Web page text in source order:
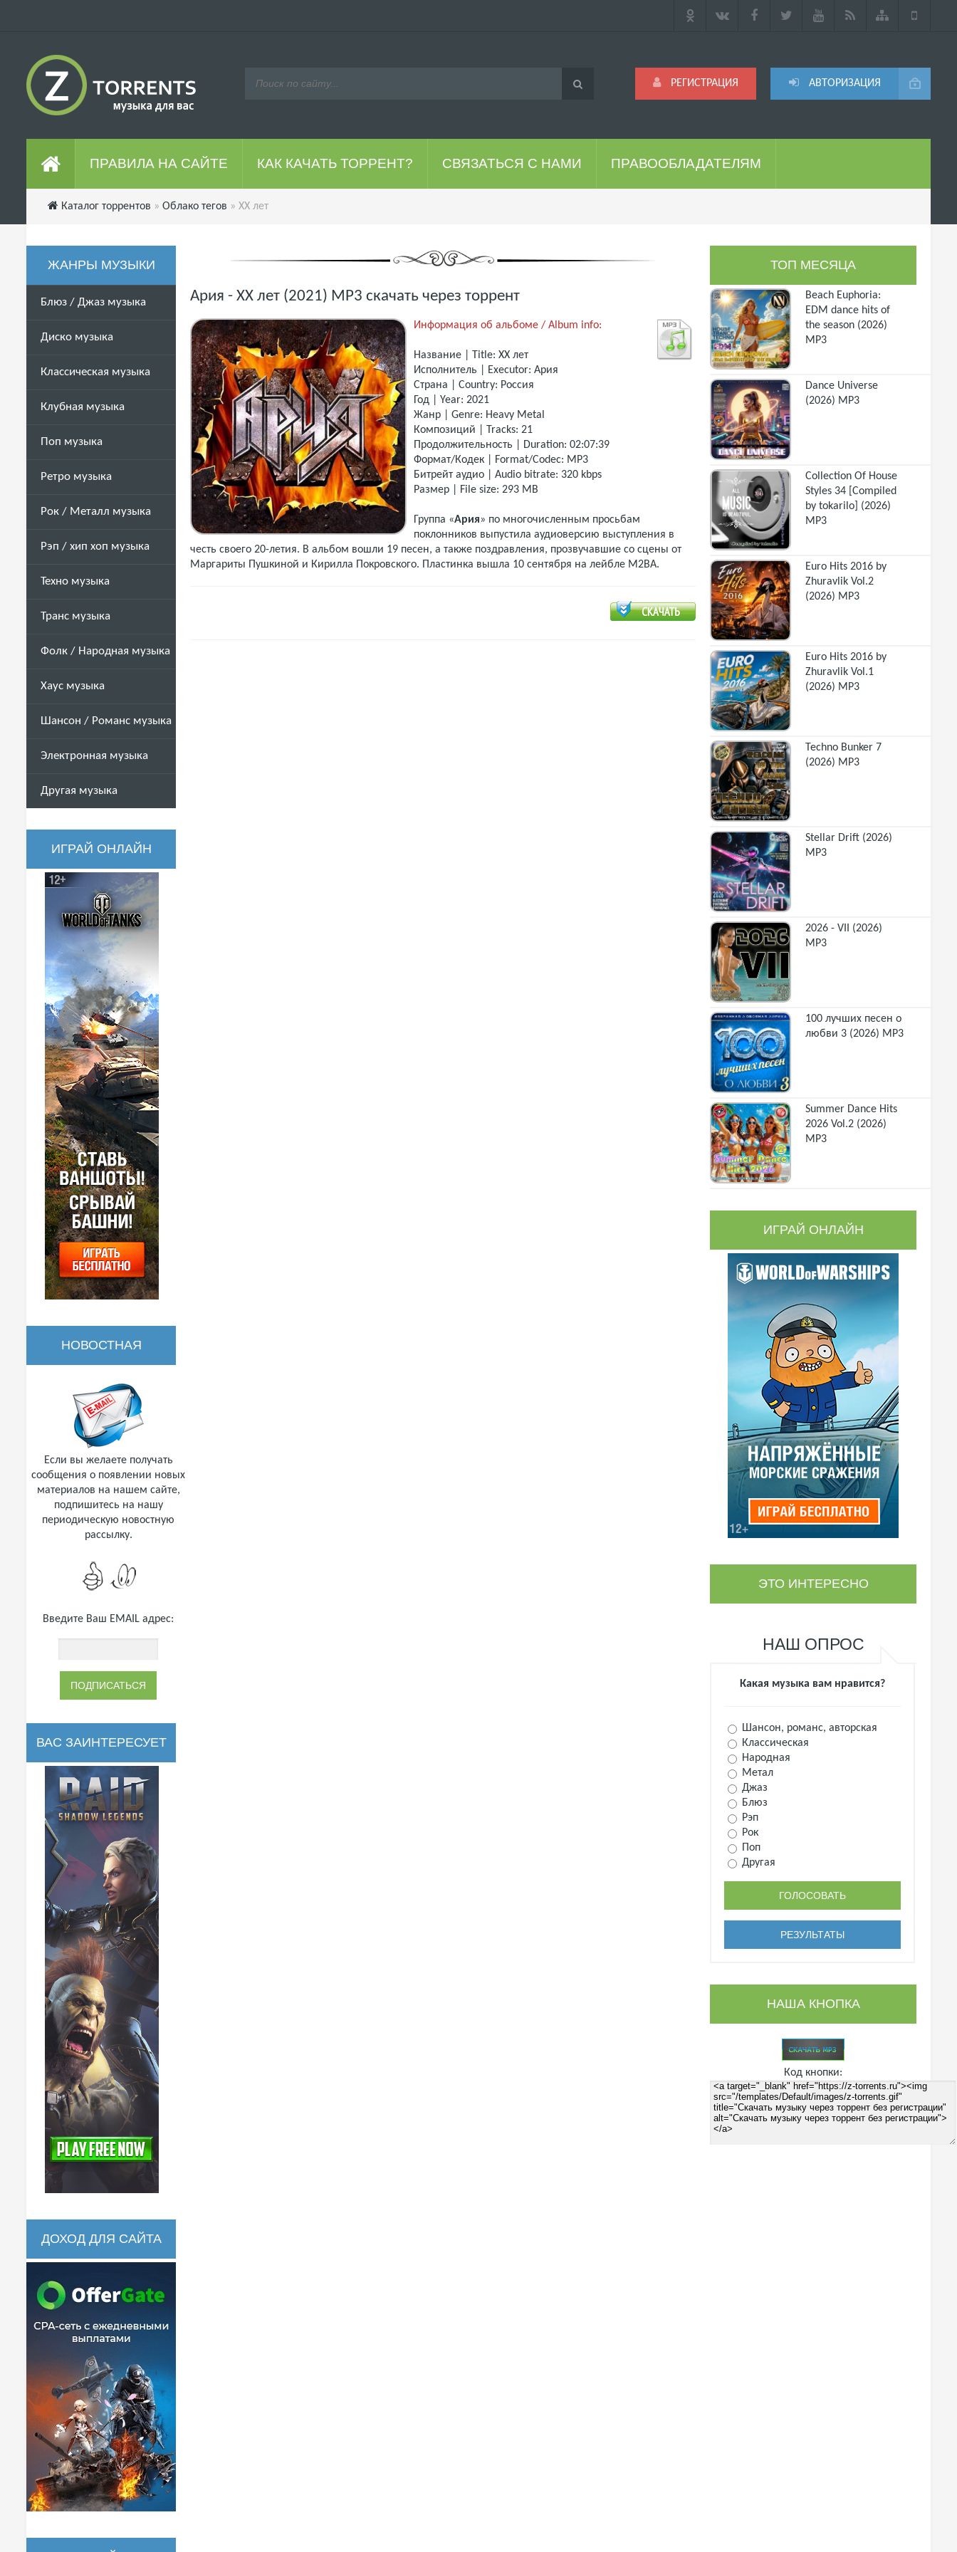
АВТОРИЗАЦИЯ
РЕГИСТРАЦИЯ
ПРАВИЛА НА САЙТЕ КАК КАЧАТЬ ТОРРЕНТ? СВЯЗАТЬСЯ С НАМИ ПРАВООБЛАДАТЕЛЯМ
Каталог торрентов » Облако тегов » XX лет
ЖАНРЫ МУЗЫКИ
Блюз / Джаз музыка
Диско музыка
Классическая музыка
Клубная музыка
Поп музыка
Ретро музыка
Рок / Металл музыка
Рэп / хип хоп музыка
Техно музыка
Транс музыка
Фолк / Народная музыка
Хаус музыка
Шансон / Романс музыка
Электронная музыка
Другая музыка
ИГРАЙ ОНЛАЙН
НОВОСТНАЯ
РАССЫЛКА
Если вы желаете получать
сообщения о появлении новых
материалов на нашем сайте,
подпишитесь на нашу
периодическую новостную
рассылку.
Введите Ваш EMAIL адрес:
ВАС ЗАИНТЕРЕСУЕТ
ДОХОД ДЛЯ САЙТА
Ария - XX лет (2021) MP3 скачать через торрент
Информация об альбоме / Album info:
Название | Title: XX лет
Исполнитель | Executor: Ария
Страна | Country: Россия
Год | Year: 2021
Жанр | Genre: Heavy Metal
Композиций | Tracks: 21
Продолжительность | Duration: 02:07:39
Формат/Кодек | Format/Codec: MP3
Битрейт аудио | Audio bitrate: 320 kbps
Размер | File size: 293 MB
Группа «Ария» по многочисленным просьбам
поклонников выпустила аудиоверсию выступления в
честь своего 20-летия. В альбом вошли 19 песен, а также поздравления, прозвучавшие со сцены от
Маргариты Пушкиной и Кирилла Покровского. Пластинка вышла 10 сентября на лейбле M2BA.
ТОП МЕСЯЦА
Beach Euphoria:
EDM dance hits of
the season (2026)
MP3
Dance Universe
(2026) MP3
Collection Of House
Styles 34 [Compiled
by tokarilo] (2026)
MP3
Euro Hits 2016 by
Zhuravlik Vol.2
(2026) MP3
Euro Hits 2016 by
Zhuravlik Vol.1
(2026) MP3
Techno Bunker 7
(2026) MP3
Stellar Drift (2026)
MP3
2026 - VII (2026)
MP3
100 лучших песен о
любви 3 (2026) MP3
Summer Dance Hits
2026 Vol.2 (2026)
MP3
ИГРАЙ ОНЛАЙН
ЭТО ИНТЕРЕСНО
НАШ ОПРОС
Какая музыка вам нравится?
Шансон, романс, авторская
Классическая
Народная
Метал
Джаз
Блюз
Рэп
Рок
Поп
Другая
НАША КНОПКА
Код кнопки: